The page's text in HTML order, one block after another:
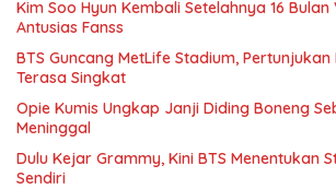
Kim Soo Hyun Kembali Setelahnya 16
Antusias Fanss
BTS Guncang MetLife Stadium, Pertunjukan
Terasa Singkat
Opie Kumis Ungkap Janji Diding Boneng
Meninggal
Dulu Kejar Grammy, Kini BTS Menentukan
Sendiri